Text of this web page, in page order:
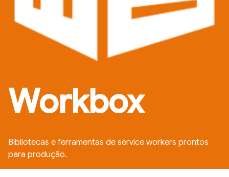
Workbox
Bibliotecas e ferramentas de service workers prontos
para produção.